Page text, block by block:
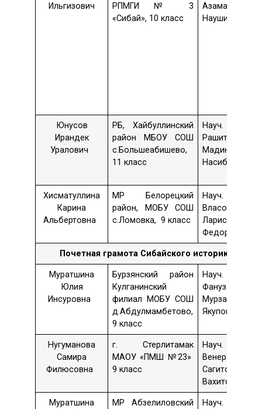
Ильгизович
РПМГИ № 3
«Сибай», 10 класс
Азаматовна
Науширбанова
Юнусов
Ирандек
Уралович
РБ, Хайбуллинский
район МБОУ СОШ
с.Большеабишево,
11 класс
Науч. рук.
Рашитова
Мадина
Хисматуллина
Карина
Альбертовна
МР Белорецкий
район, МОБУ СОШ
с.Ломовка, 9 класс
Науч. рук.
Власова
Лариса
Федоровна
Почетная грамота Сибайского историко-
Муратшина
Юлия
Инсуровна
Бурзянский район
Кулганинский
филиал МОБУ СОШ
д.Абдулмамбетово,
9 класс
Науч. рук.
Фануза
Мурзабаевна
Якупова
Нугуманова
Самира
Филюсовна
г. Стерлитамак
МАОУ «ПМШ №23»
9 класс
Науч. рук.
Венера
Сагитовна
Вахитова
Муратшина
МР Абзелиловский
Науч. рук.